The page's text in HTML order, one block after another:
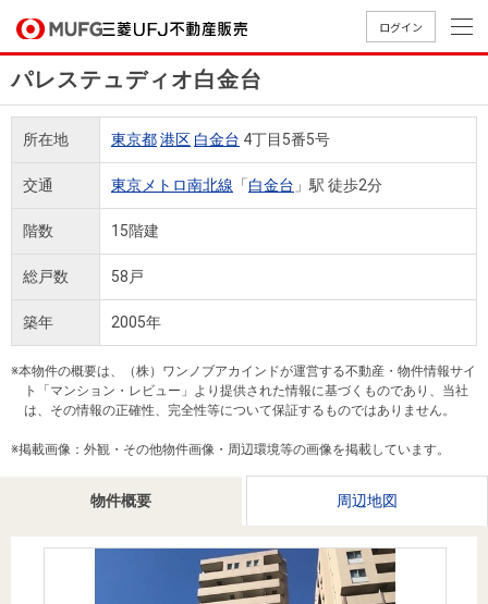
ログイン
買いたいTOP
中古
マン
ショ
ンを
新
築・
中古
一戸
建て
を探
事業
用物
売りたいTOP
無
料
査
定
売
却
相
談
AI
店舗案内TOP
店舗のご
案内（首
都圏）
店舗のご
案内（名
古屋）
店舗のご
案内（関
西）
会社情報TOP
ごあいさ
つ
会社概
要
MUFG
Way
ョン
組織図
覧
図
ニュース
リリース
採用情報TOP
新卒採用
情報
キャリア
採用情報
買いたい
売りたい
店舗案内
会社情報
採用情報
法人のお客さま
会員ページ
パレステュディオ白金台
物件概要 周辺地図
所在地 東京都港区 白金台 4丁目5番5号
交通 東京メトロ南北線 「白金台 」駅 徒歩2分
階数 15階建
総戸数 58戸
築年 2005年
※本物件の概要は、（株）ワンノブアカインドが運営する不動産・物件情報サイ
ト「マンション・レビュー」より提供された情報に基づくものであり、当社
は、その情報の正確性、完全性等について保証するものではありません。
※掲載画像：外観・その他物件画像・周辺環境等の画像を掲載しています。